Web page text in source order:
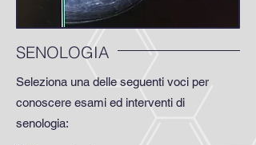
SENOLOGIA
Seleziona una delle seguenti voci per
conoscere esami ed interventi di
senologia: